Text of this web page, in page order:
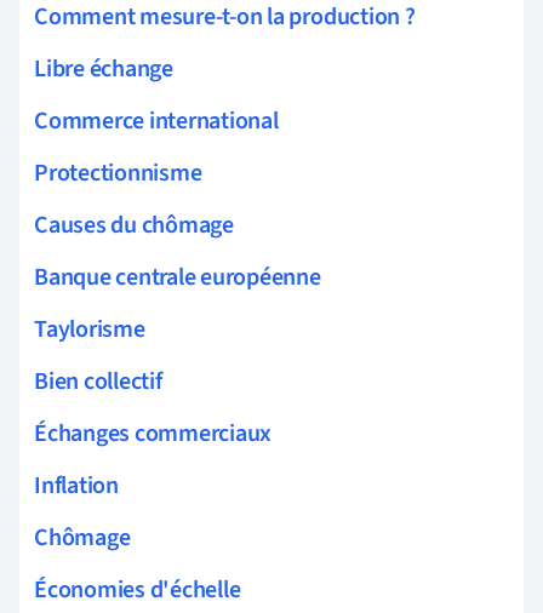
Comment mesure-t-on la production ?
Libre échange
Commerce international
Protectionnisme
Causes du chômage
Banque centrale européenne
Taylorisme
Bien collectif
Échanges commerciaux
Inflation
Chômage
Économies d'échelle